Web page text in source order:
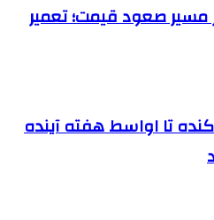
مسیر صعود قیمت؛ تعمیر
تا اواسط هفته آینده